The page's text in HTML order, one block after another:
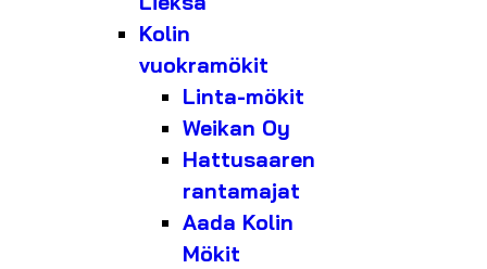
Kolin
vuokramökit
Linta-mökit
Weikan Oy
Hattusaaren
rantamajat
Aada Kolin
Mökit